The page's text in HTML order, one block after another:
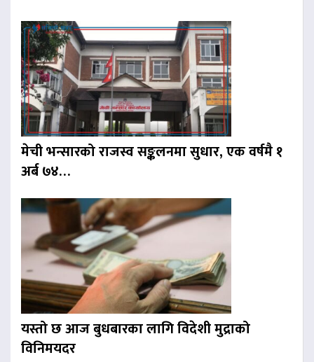
मेची भन्सारको राजस्व सङ्कलनमा सुधार, एक वर्षमै १
अर्ब ७४…
यस्तो छ आज बुधबारका लागि विदेशी मुद्राको
विनिमयदर